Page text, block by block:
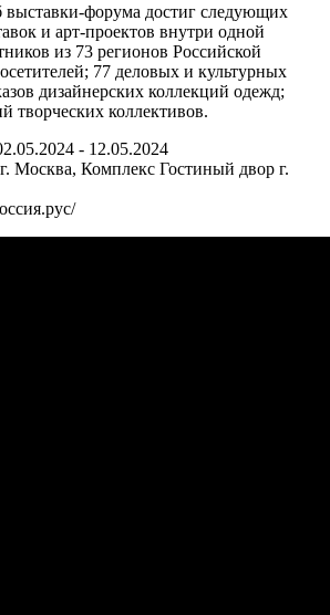
выставки-форума достиг следующих
и арт-проектов внутри одной
из 73 регионов Российской
77 деловых и культурных
дизайнерских коллекций одежд;
творческих коллективов.
- 12.05.2024
г. Москва, Комплекс Гостиный двор г.